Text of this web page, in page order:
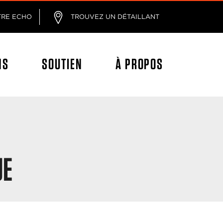
ECHO TROUVEZ UN DÉTAILLANT
SOUTIEN À PROPOS